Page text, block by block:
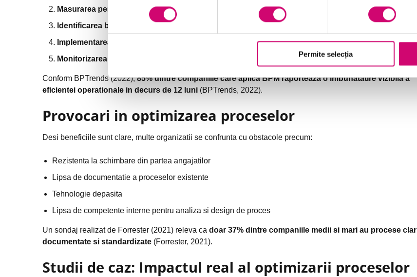
Permite selecția
Masurarea performantei prin KPI
Identificarea blocajelor si a ineficientelor
Implementarea imbunatatirilor
Monitorizarea continua si adaptarea la schimbari
Conform BPTrends (2022),85% dintre companiile care aplica BPM raporteaza o imbunatatire vizibila a
eficientei operationale in decurs de 12 luni (BPTrends, 2022).
Provocari in optimizarea proceselor
Desi beneficiile sunt clare, multe organizatii se confrunta cu obstacole precum:
Rezistenta la schimbare din partea angajatilor
Lipsa de documentatie a proceselor existente
Tehnologie depasita
Lipsa de competente interne pentru analiza si design de proces
Un sondaj realizat de Forrester (2021) releva ca doar 37% dintre companiile medii si mari au procese clar
documentate si standardizate (Forrester, 2021).
Studii de caz: Impactul real al optimizarii proceselor